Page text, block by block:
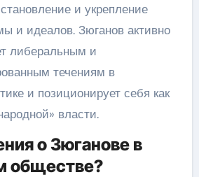
и укрепление
и идеалов. Зюганов активно
либеральным и
течениям в
и позиционирует себя как
власти.
о Зюганове в
обществе?